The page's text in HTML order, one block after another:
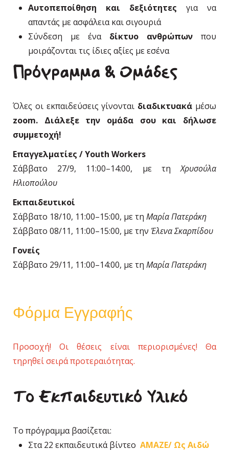
Αυτοπεποίθηση και δεξιότητες για να
απαντάς με ασφάλεια και σιγουριά
Σύνδεση με ένα δίκτυο ανθρώπων που
μοιράζονται τις ίδιες αξίες με εσένα
Πρόγραμμα & Ομάδες
Όλες οι εκπαιδεύσεις γίνονται διαδικτυακά μέσω
zoom. Διάλεξε την ομάδα σου και δήλωσε
συμμετοχή!
Επαγγελματίες / Youth Workers
Σάββατο 27/9, 11:00–14:00, με τηΧρυσούλα
Ηλιοπούλου
Εκπαιδευτικοί
Σάββατο 18/10, 11:00–15:00, με τη Μαρία Πατεράκη
Σάββατο 08/11, 11:00–15:00, με την Έλενα Σκαρπίδου
Γονείς
Σάββατο 29/11, 11:00–14:00, με τη Μαρία Πατεράκη
Φόρμα Εγγραφής
Προσοχή! Οι θέσεις είναι περιορισμένες! Θα
τηρηθεί σειρά προτεραιότητας.
Το Εκπαιδευτικό Υλικό
Το πρόγραμμα βασίζεται:
Στα 22 εκπαιδευτικά βίντεο AMAZE/ Ως Αιδώ